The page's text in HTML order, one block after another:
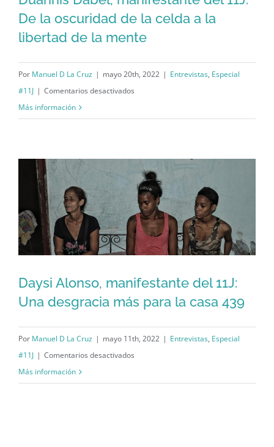
la
violencia
y
injusticia
Duannis Dabel, manifestante del 11J:
De la oscuridad de la celda a la
libertad de la mente
De la oscuridad de la celda a la
libertad de la mente
Por Manuel D La Cruz | mayo 20th, 2022 | Entrevistas, Especial
#11J | Comentarios desactivados
11J:
De
la
oscuridad
de
la
a
la
de
Más información
Daysi Alonso, manifestante del 11J:
Una desgracia más para la casa 439
Daysi Alonso, manifestante del 11J:
Una desgracia más para la casa 439
Por Manuel D La Cruz | mayo 11th, 2022 | Entrevistas, Especial
#11J | Comentarios desactivados
Más información